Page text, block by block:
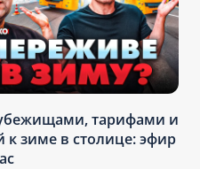
тарифами и
к зиме в столице: эфир